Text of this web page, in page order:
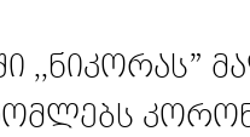
,,ნიკორას”